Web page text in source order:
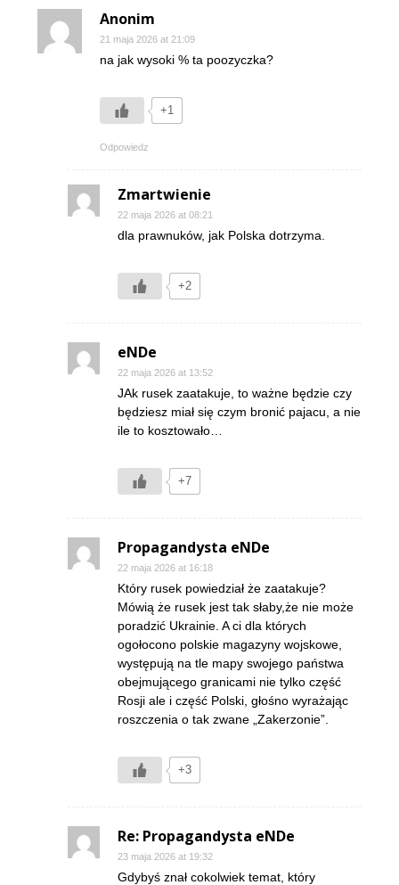
Anonim
21 maja 2026 at 21:09
na jak wysoki % ta poozyczka?
+1
Odpowiedz
Zmartwienie
22 maja 2026 at 08:21
dla prawnuków, jak Polska dotrzyma.
+2
eNDe
22 maja 2026 at 13:52
JAk rusek zaatakuje, to ważne będzie czy
będziesz miał się czym bronić pajacu, a nie
ile to kosztowało…
+7
Propagandysta eNDe
22 maja 2026 at 16:18
Który rusek powiedział że zaatakuje?
Mówią że rusek jest tak słaby,że nie może
poradzić Ukrainie. A ci dla których
ogołocono polskie magazyny wojskowe,
występują na tle mapy swojego państwa
obejmującego granicami nie tylko część
Rosji ale i część Polski, głośno wyrażając
roszczenia o tak zwane „Zakerzonie”.
+3
Re: Propagandysta eNDe
23 maja 2026 at 19:32
Gdybyś znał cokolwiek temat, który